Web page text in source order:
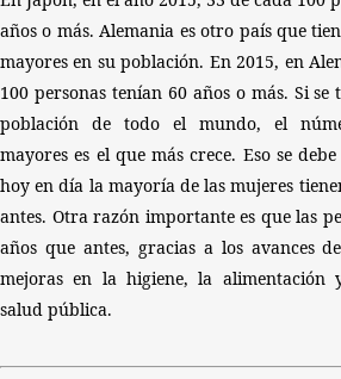
años o más. Alemania es otro país que
mayores en su población. En 2015, en
100 personas tenían 60 años o más. Si se
población de todo el mundo, el
mayores es el que más crece. Eso se debe
hoy en día la mayoría de las mujeres
antes. Otra razón importante es que las
años que antes, gracias a los avances
mejoras en la higiene, la alimentación y
salud pública.